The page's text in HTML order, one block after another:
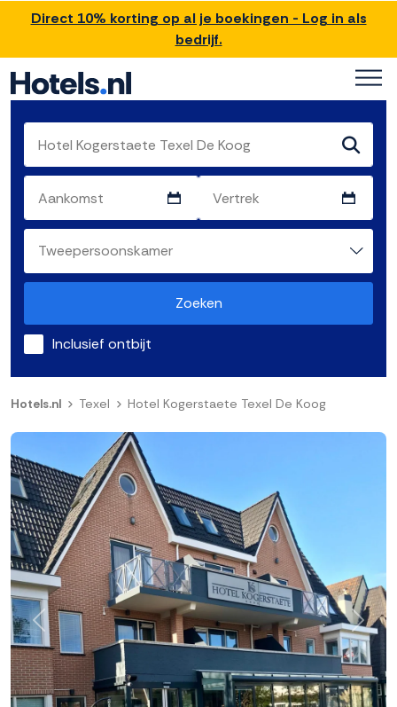
Direct 10% korting op al je boekingen - Log in als
bedrijf.
Zoeken
Inclusief ontbijt
Hotels.nl Texel Hotel Kogerstaete Texel De Koog